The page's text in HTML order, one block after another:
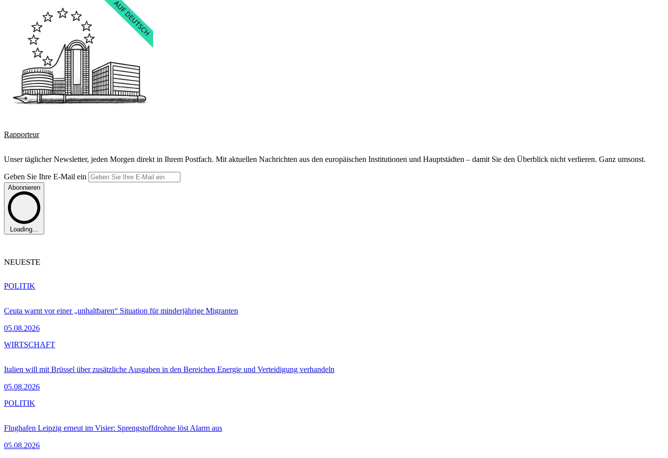
Rapporteur
Unser täglicher Newsletter, jeden Morgen direkt in Ihrem Postfach. Mit aktuellen Nachrichten aus den europäischen Institutionen und Hauptstädten – damit Sie den Überblick nicht verlieren. Ganz umsonst.
Geben Sie Ihre E-Mail ein
Abonnieren
Loading...
NEUESTE
Ceuta warnt vor einer „unhaltbaren“ Situation für minderjährige Migranten
05.08.2026
POLITIK
Italien will mit Brüssel über zusätzliche Ausgaben in den Bereichen Energie und Verteidigung verhandeln
05.08.2026
WIRTSCHAFT
Flughafen Leipzig erneut im Visier: Sprengstoffdrohne löst Alarm aus
05.08.2026
POLITIK